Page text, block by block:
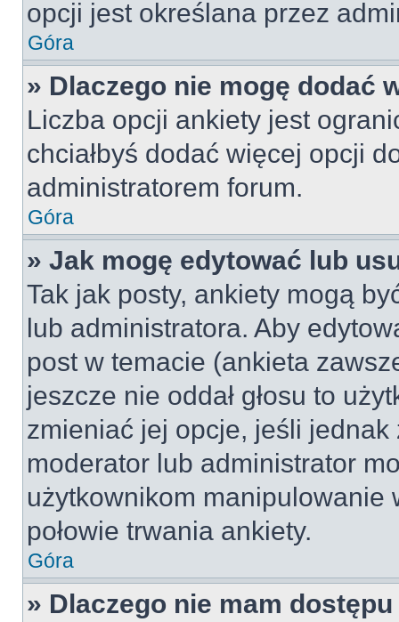
opcji jest określana przez
Góra
» Dlaczego nie mogę dodać
Liczba opcji ankiety jest
chciałbyś dodać więcej opcji
administratorem forum.
Góra
» Jak mogę edytować lub
Tak jak posty, ankiety mogą
lub administratora. Aby
post w temacie (ankieta
jeszcze nie oddał głosu to
zmieniać jej opcje, jeśli jednak
moderator lub administrator
użytkownikom manipulowanie
połowie trwania ankiety.
Góra
» Dlaczego nie mam